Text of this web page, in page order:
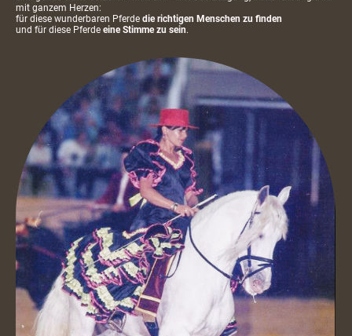
mit ganzem Herzen:
für diese wunderbaren Pferde die richtigen Menschen zu finden
und für diese Pferde eine Stimme zu sein.